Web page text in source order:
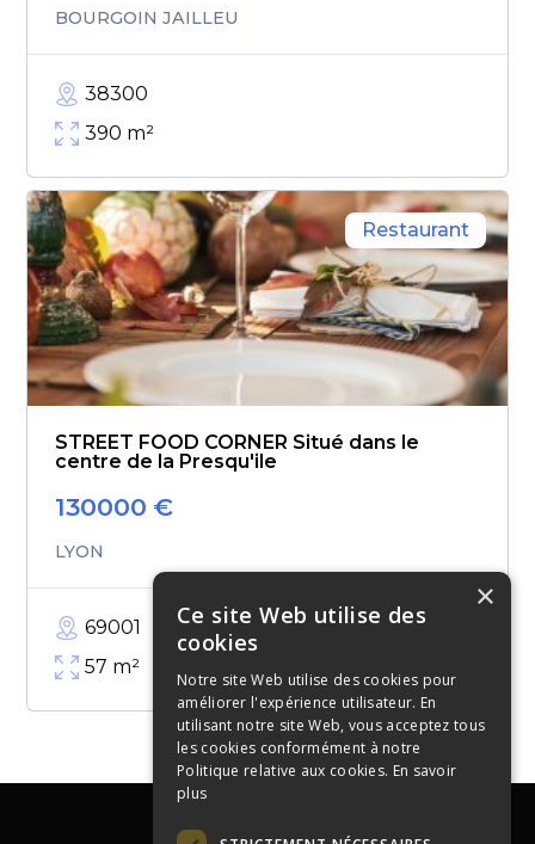
BOURGOIN JAILLEU
38300
390 m²
Restaurant
STREET FOOD CORNER Situé dans le
centre de la Presqu'ile
130000 €
LYON
69001
57 m²
×
Ce site Web utilise des
cookies
Notre site Web utilise des cookies pour
améliorer l'expérience utilisateur. En
utilisant notre site Web, vous acceptez tous
les cookies conformément à notre
Politique relative aux cookies. En savoir
plus